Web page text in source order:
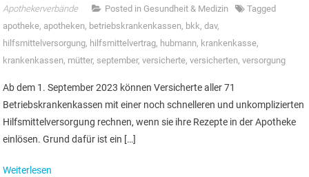
Apothekerverbände
Posted in Gesundheit & Medizin
Tagged
apotheke, apotheken, betriebskrankenkassen, bkk,dav,
hilfsmittelversorgung, hilfsmittelvertrag, hubmann, krankenkasse,
krankenkassen, mütter, september,versicherte,versicherten,versorgung
Ab dem 1. September 2023 können Versicherte aller 71
Betriebskrankenkassen mit einer noch schnelleren und unkomplizierten
Hilfsmittelversorgung rechnen, wenn sie ihre Rezepte in der Apotheke
einlösen. Grund dafür ist ein […]
Weiterlesen